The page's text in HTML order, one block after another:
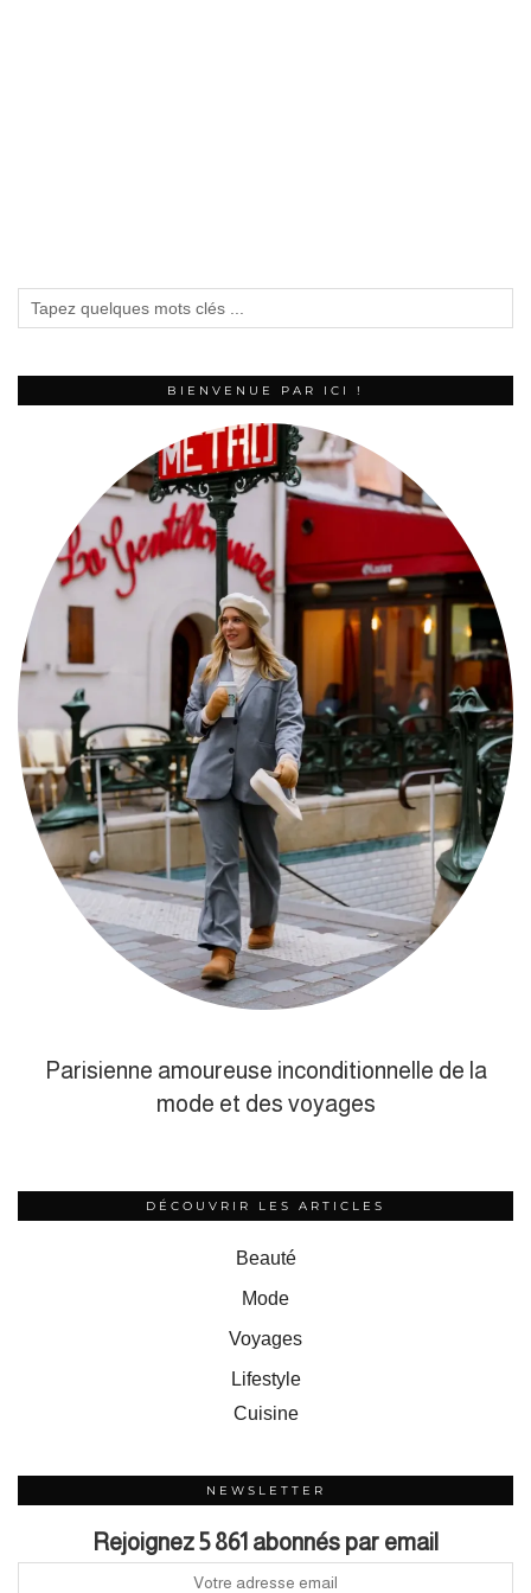
BIENVENUE PAR ICI !
Parisienne amoureuse inconditionnelle de la
mode et des voyages
DÉCOUVRIR LES ARTICLES
Beauté
Mode
Voyages
Lifestyle
Cuisine
NEWSLETTER
Rejoignez 5 861 abonnés par email